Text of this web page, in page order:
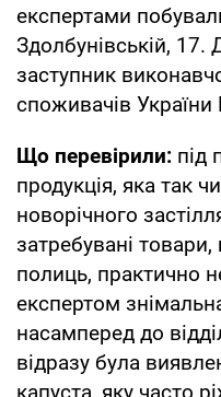
експертами
Здолбунівській,
заступник
споживачів
Що перевірили: під
продукція, яка так
новорічного
затребувані
полиць, практично
експертом
насамперед до
відразу була
капуста, яку часто